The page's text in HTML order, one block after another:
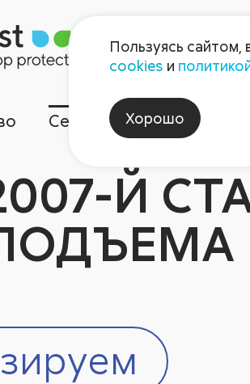
Сервисы Компания
Й
Пользуясь сайтом,
cookies и
Хорошо